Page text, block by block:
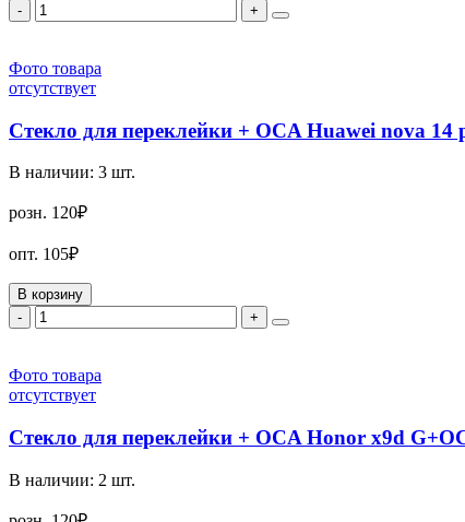
-
+
Фото товара
отсутствует
Стекло для переклейки + OCA Huawei nova
В наличии: 3 шт.
розн. 120₽
опт. 105₽
В корзину
-
+
Фото товара
отсутствует
Стекло для переклейки + OCA Honor x9d
В наличии: 2 шт.